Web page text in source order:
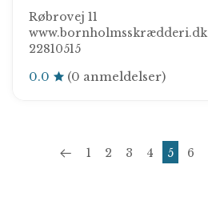
Røbrovej 11
www.bornholmsskrædderi.dk
22810515
0.0 (0 anmeldelser)
1 2 3 4 5 6